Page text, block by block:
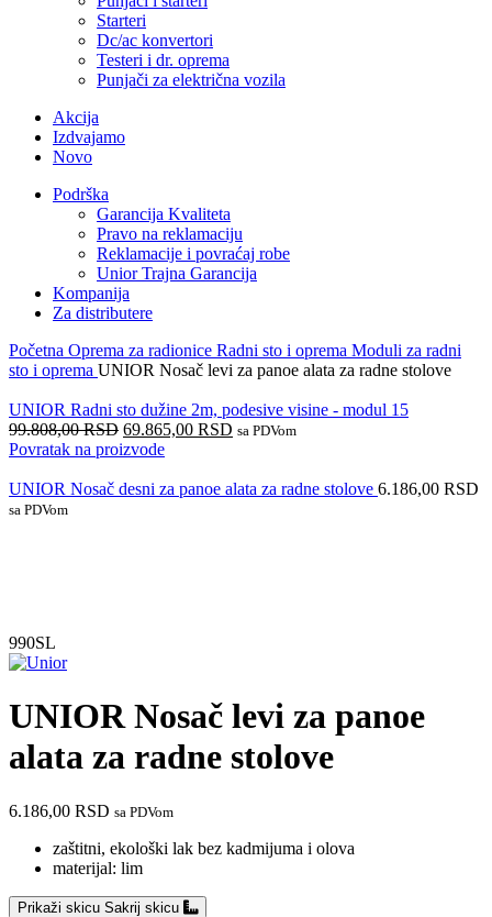
Starteri
Dc/ac konvertori
Testeri i dr. oprema
Punjači za električna vozila
Akcija
Izdvajamo
Novo
Podrška
Garancija Kvaliteta
Pravo na reklamaciju
Reklamacije i povraćaj robe
Unior Trajna Garancija
Kompanija
Za distributere
Početna Oprema za radionice Radni sto i oprema Moduli za radni
sto i oprema UNIOR Nosač levi za panoe alata za radne stolove
UNIOR Radni sto dužine 2m, podesive visine - modul 15
99.808,00RSD 69.865,00 RSD sa PDVom
Povratak na proizvode
UNIOR Nosač desni za panoe alata za radne stolove 6.186,00 RSD
sa PDVom
990SL
UNIOR Nosač levi za panoe
alata za radne stolove
6.186,00 RSD sa PDVom
zaštitni, ekološki lak bez kadmijuma i olova
materijal: lim
Prikaži skicu Sakrij skicu